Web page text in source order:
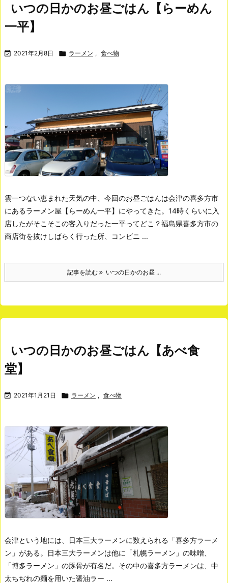
いつの日かのお昼ごはん【らーめん
一平】
 2021年2月8日  ラーメン , 食べ物
雲一つない恵まれた天気の中、今回のお昼ごはんは会津の喜多方市
にあるラーメン屋【らーめん一平】にやってきた。 14時くらいに入
店したがそこそこの客入りだった一平ってどこ？福島県喜多方市の
商店街を抜けしばらく行った所、コンビニ ...
記事を読む いつの日かのお昼 ...
いつの日かのお昼ごはん【あべ食
堂】
 2021年1月21日  ラーメン , 食べ物
会津という地には、日本三大ラーメンに数えられる「喜多方ラーメ
ン」がある。
日本三大ラーメンは他に「札幌ラーメン」の味噌、
「博多ラーメン」の豚骨が有名だ。 その中の喜多方ラーメンは、中
太ちぢれの麺を用いた醤油ラー ...